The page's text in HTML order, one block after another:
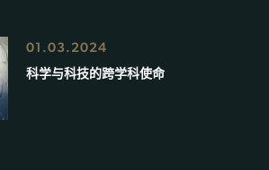
01.03.2024
科学与科技的跨学科使命